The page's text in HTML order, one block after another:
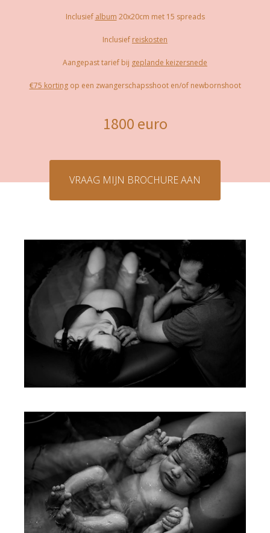
Inclusief album 20x20cm met 15 spreads
Inclusief reiskosten
Aangepast tarief bij geplande keizersnede
€75 kortingop een zwangerschapsshoot en/of newbornshoot
1800 euro
VRAAG MIJN BROCHURE AAN